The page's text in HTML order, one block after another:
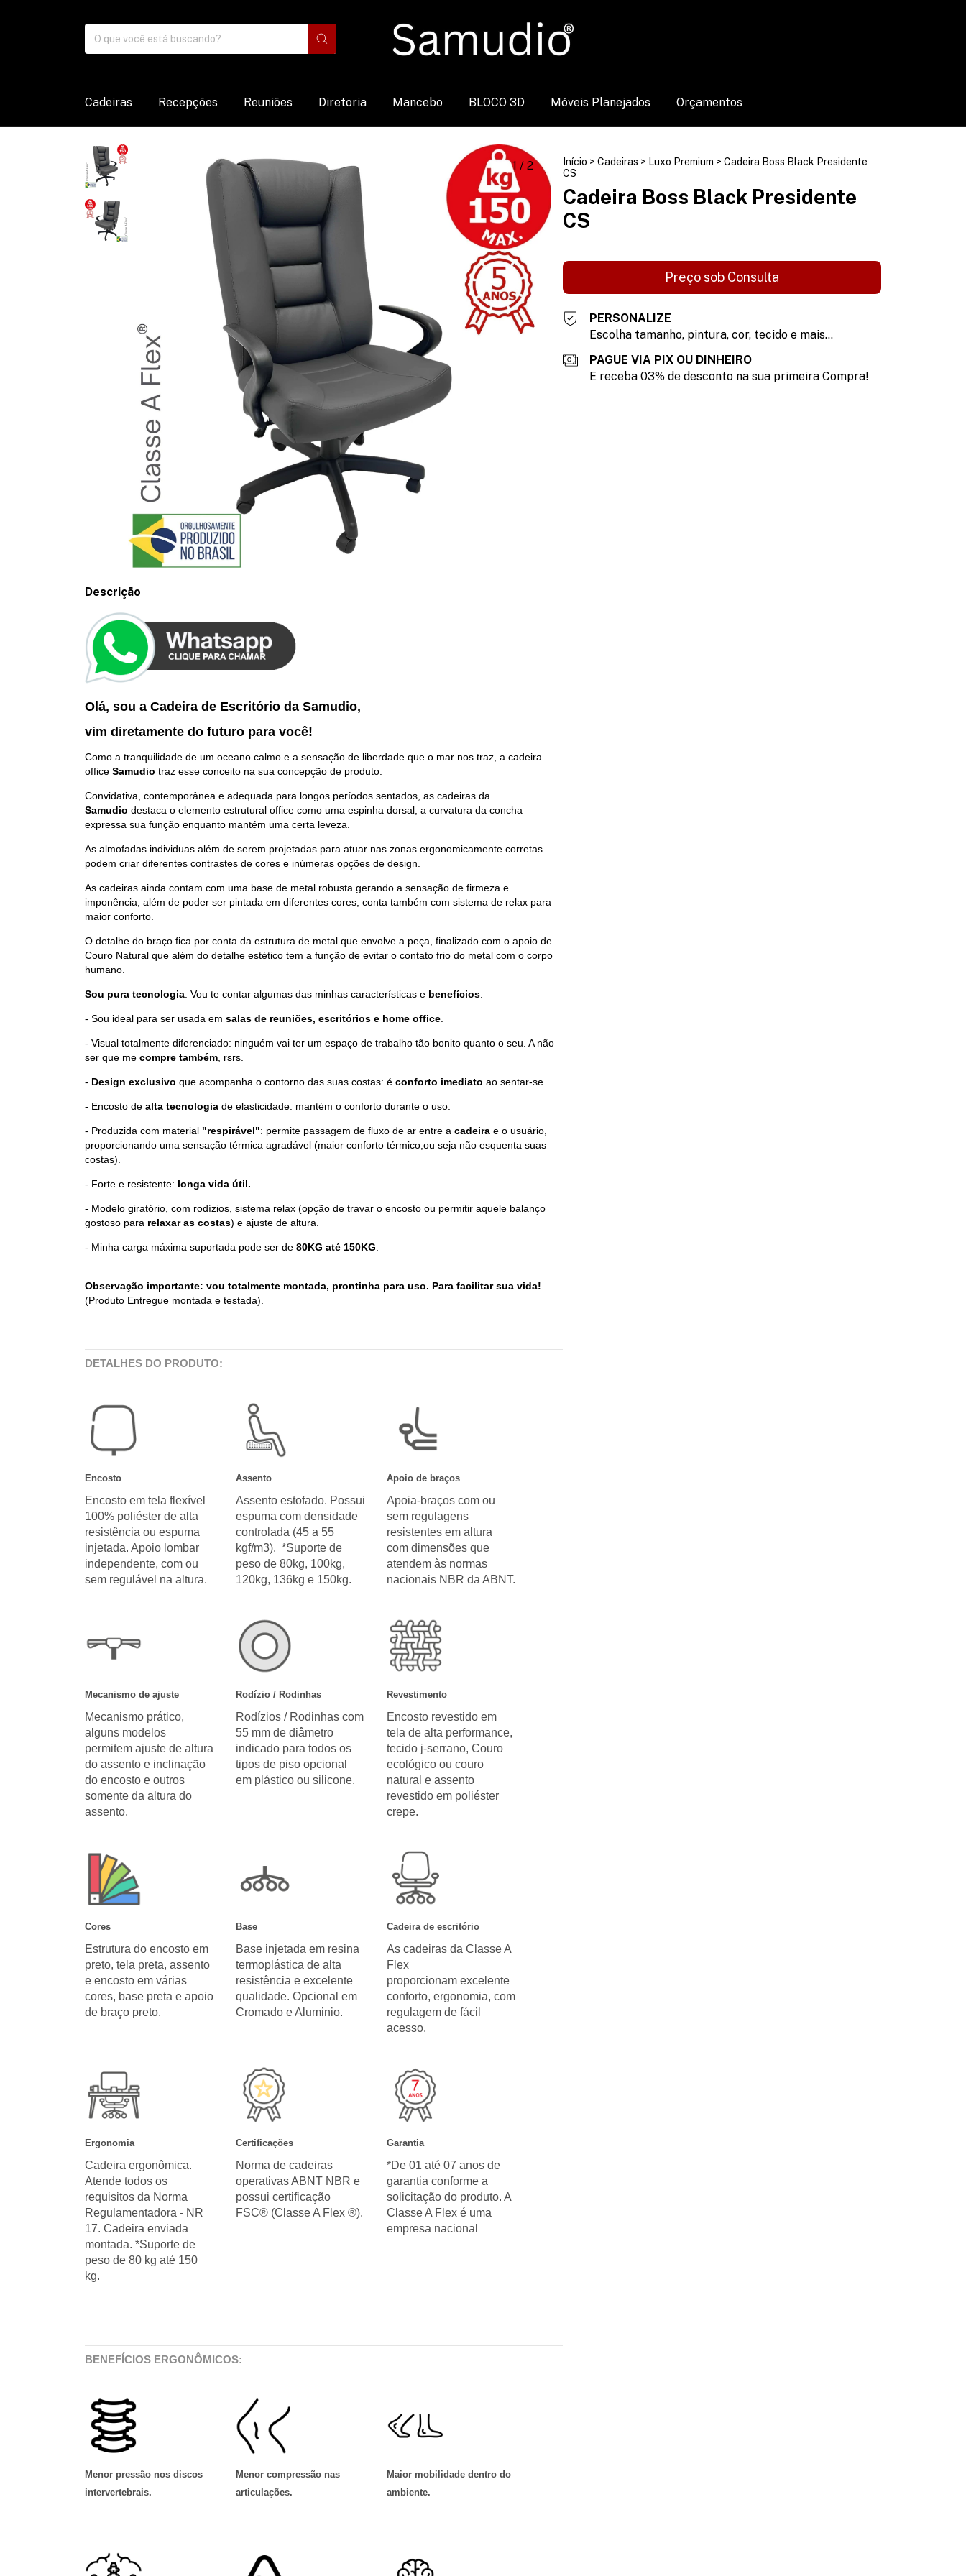
Cadeiras Recepções Reuniões Diretoria Mancebo BLOCO 3D Móveis Planejados Orçamentos
1 / 2 Início > Cadeiras > Luxo Premium > Cadeira Boss Black Presidente
CS
Cadeira Boss Black Presidente
CS
PERSONALIZE
Escolha tamanho, pintura, cor, tecido e mais...
PAGUE VIA PIX OU DINHEIRO
E receba 03% de desconto na sua primeira Compra!
Descrição
Olá, sou a Cadeira de Escritório da Samudio,
vim diretamente do futuro para você!
Como a tranquilidade de um oceano calmo e a sensação de liberdade que o mar nos traz, a cadeira
office Samudio traz esse conceito na sua concepção de produto.
Convidativa, contemporânea e adequada para longos períodos sentados, as cadeiras da
Samudio destaca o elemento estrutural office como uma espinha dorsal, a curvatura da concha
expressa sua função enquanto mantém uma certa leveza.
As almofadas individuas além de serem projetadas para atuar nas zonas ergonomicamente corretas
podem criar diferentes contrastes de cores e inúmeras opções de design.
As cadeiras ainda contam com uma base de metal robusta gerando a sensação de firmeza e
imponência, além de poder ser pintada em diferentes cores, conta também com sistema de relax para
maior conforto.
O detalhe do braço fica por conta da estrutura de metal que envolve a peça, finalizado com o apoio de
Couro Natural que além do detalhe estético tem a função de evitar o contato frio do metal com o corpo
humano.
Sou pura tecnologia . Vou te contar algumas das minhas características e benefícios:
- Sou ideal para ser usada em salas de reuniões, escritórios e home office
- Visual totalmente diferenciado: ninguém vai ter um espaço de trabalho tão bonito quanto o seu. A não
ser que me compre também , rsrs.
- Design exclusivo que acompanha o contorno das suas costas: é conforto imediato ao sentar-se.
- Encosto de alta tecnologia de elasticidade: mantém o conforto durante o uso.
- Produzida com material "respirável": permite passagem de fluxo de ar entre a cadeira e o usuário,
proporcionando uma sensação térmica agradável (maior conforto térmico,ou seja não esquenta suas
costas).
- Forte e resistente: longa vida útil.
- Modelo giratório, com rodízios, sistema relax (opção de travar o encosto ou permitir aquele balanço
gostoso para relaxar as costas) e ajuste de altura.
- Minha carga máxima suportada pode ser de 80KG até 150KG
Observação importante: vou totalmente montada, prontinha para uso. Para facilitar sua vida!
(Produto Entregue montada e testada).
DETALHES DO PRODUTO:
Encosto
Encosto em tela flexível
100% poliéster de alta
resistência ou espuma
injetada. Apoio lombar
independente, com ou
sem regulável na altura.
Assento
Assento estofado. Possui
espuma com densidade
controlada (45 a 55
kgf/m3). *Suporte de
peso de 80kg, 100kg,
120kg, 136kg e 150kg.
Apoio de braços
Apoia-braços com ou
sem regulagens
resistentes em altura
com dimensões que
atendem às normas
nacionais NBR da ABNT.
Mecanismo de ajuste
Mecanismo prático,
alguns modelos
permitem ajuste de altura
do assento e inclinação
do encosto e outros
somente da altura do
assento.
Rodízio / Rodinhas
Rodízios / Rodinhas com
55 mm de diâmetro
indicado para todos os
tipos de piso opcional
em plástico ou silicone.
Revestimento
Encosto revestido em
tela de alta performance,
tecido j-serrano, Couro
ecológico ou couro
natural e assento
revestido em poliéster
crepe.
Cores
Estrutura do encosto em
preto, tela preta, assento
e encosto em várias
cores, base preta e apoio
de braço preto.
Base
Base injetada em resina
termoplástica de alta
resistência e excelente
qualidade. Opcional em
Cromado e Aluminio.
Cadeira de escritório
As cadeiras da Classe A
Flex
proporcionam excelente
conforto, ergonomia, com
regulagem de fácil
acesso.
Ergonomia
Cadeira ergonômica.
Atende todos os
requisitos da Norma
Regulamentadora - NR
17. Cadeira enviada
montada. *Suporte de
peso de 80 kg até 150
kg.
Certificações
Norma de cadeiras
operativas ABNT NBR e
possui certificação
FSC® (Classe A Flex ®).
Garantia
*De 01 até 07 anos de
garantia conforme a
solicitação do produto. A
Classe A Flex é uma
empresa nacional
BENEFÍCIOS ERGONÔMICOS:
Menor pressão nos discos
intervertebrais.
Menor compressão nas
articulações.
Maior mobilidade dentro do
ambiente.